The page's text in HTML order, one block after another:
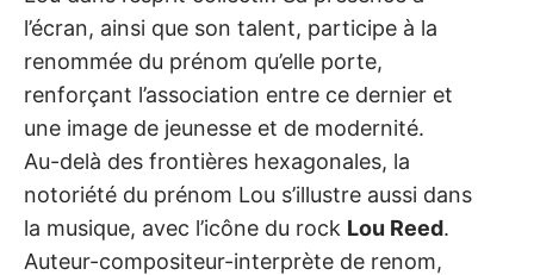
l’écran, ainsi que son talent, participe à la
renommée du prénom qu’elle porte,
renforçant l’association entre ce dernier et
une image de jeunesse et de modernité.
Au-delà des frontières hexagonales, la
notoriété du prénom Lou s’illustre aussi dans
la musique, avec l’icône du rock Lou Reed.
Auteur-compositeur-interprète de renom,